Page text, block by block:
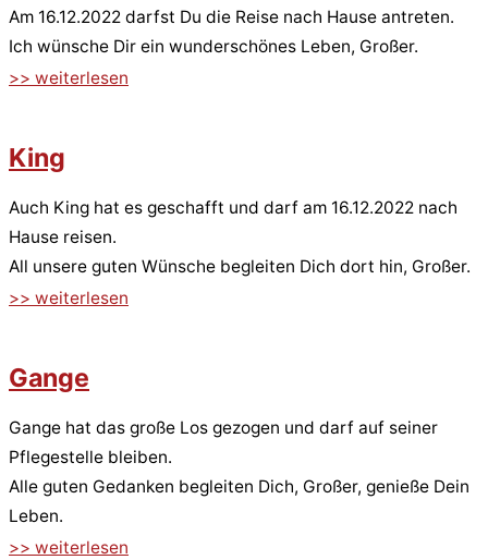
Am 16.12.2022 darfst Du die Reise nach Hause antreten.
Ich wünsche Dir ein wunderschönes Leben, Großer.
>> weiterlesen
King
Auch King hat es geschafft und darf am 16.12.2022 nach
Hause reisen.
All unsere guten Wünsche begleiten Dich dort hin, Großer.
>> weiterlesen
Gange
Gange hat das große Los gezogen und darf auf seiner
Pflegestelle bleiben.
Alle guten Gedanken begleiten Dich, Großer, genieße Dein
Leben.
>> weiterlesen